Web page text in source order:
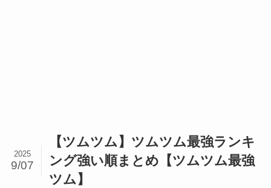
【ツムツム】ツムツム最強ランキ
ング強い順まとめ【ツムツム最強
ツム】
2025
9/07